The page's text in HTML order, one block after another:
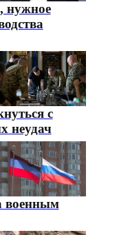
нужное
с
неудач
военным